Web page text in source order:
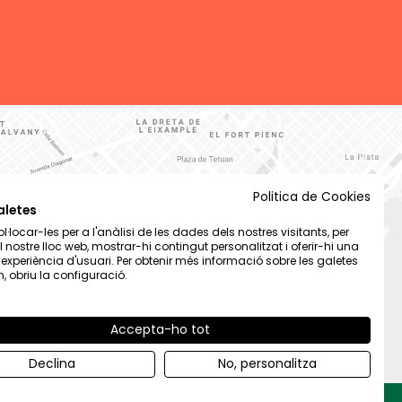
Politica de Cookies
les per a l'anàlisi de les dades dels nostres visitants, per
nostre lloc web, mostrar-hi contingut personalitzat i oferir-hi una
experiència d'usuari. Per obtenir més informació sobre les galetes
obriu la configuració.
Accepta-ho tot
Declina
No, personalitza